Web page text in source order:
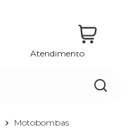
Atendimento
Motobombas